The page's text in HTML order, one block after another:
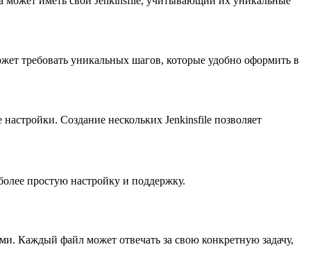
требовать уникальных шагов, которые удобно оформить в
Создание нескольких Jenkinsfile позволяет
простую настройку и поддержку.
Каждый файл может отвечать за свою конкретную задачу,